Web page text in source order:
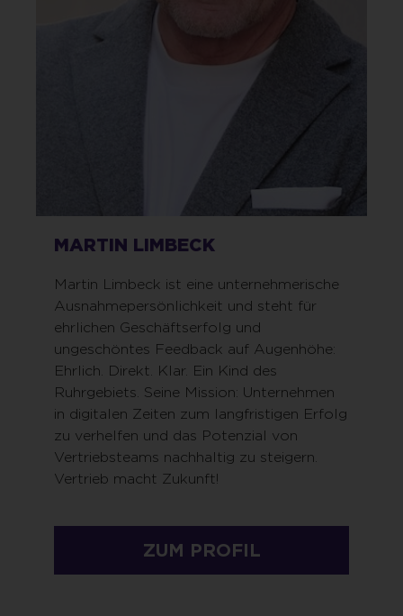
MARTIN LIMBECK
Martin Limbeck ist eine unternehmerische
Ausnahmepersönlichkeit und steht für
ehrlichen Geschäftserfolg und
ungeschöntes Feedback auf Augenhöhe:
Ehrlich. Direkt. Klar. Ein Kind des
Ruhrgebiets. Seine Mission: Unternehmen
in digitalen Zeiten zum langfristigen Erfolg
zu verhelfen und das Potenzial von
Vertriebsteams nachhaltig zu steigern.
Vertrieb macht Zukunft!
ZUM PROFIL